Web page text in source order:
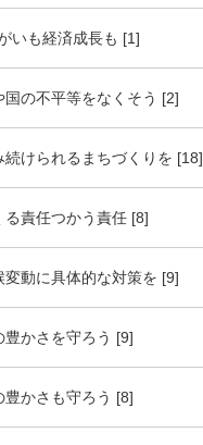
いも経済成長も [1]
国の不平等をなくそう [2]
続けられるまちづくりを [18]
る責任つかう責任 [8]
変動に具体的な対策を [9]
豊かさを守ろう [9]
豊かさも守ろう [8]